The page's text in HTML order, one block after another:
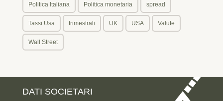
Politica Italiana Politica monetaria spread
Tassi Usa trimestrali UK USA Valute
Wall Street
DATI SOCIETARI